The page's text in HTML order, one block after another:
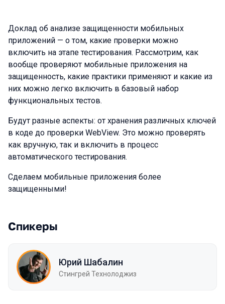
Доклад об анализе защищенности мобильных
приложений — о том, какие проверки можно
включить на этапе тестирования. Рассмотрим, как
вообще проверяют мобильные приложения на
защищенность, какие практики применяют и какие из
них можно легко включить в базовый набор
функциональных тестов.
Будут разные аспекты: от хранения различных ключей
в коде до проверки WebView. Это можно проверять
как вручную, так и включить в процесс
автоматического тестирования.
Сделаем мобильные приложения более
защищенными!
Спикеры
Юрий Шабалин
Стингрей Технолоджиз